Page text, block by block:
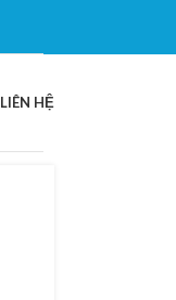
LIÊN HỆ